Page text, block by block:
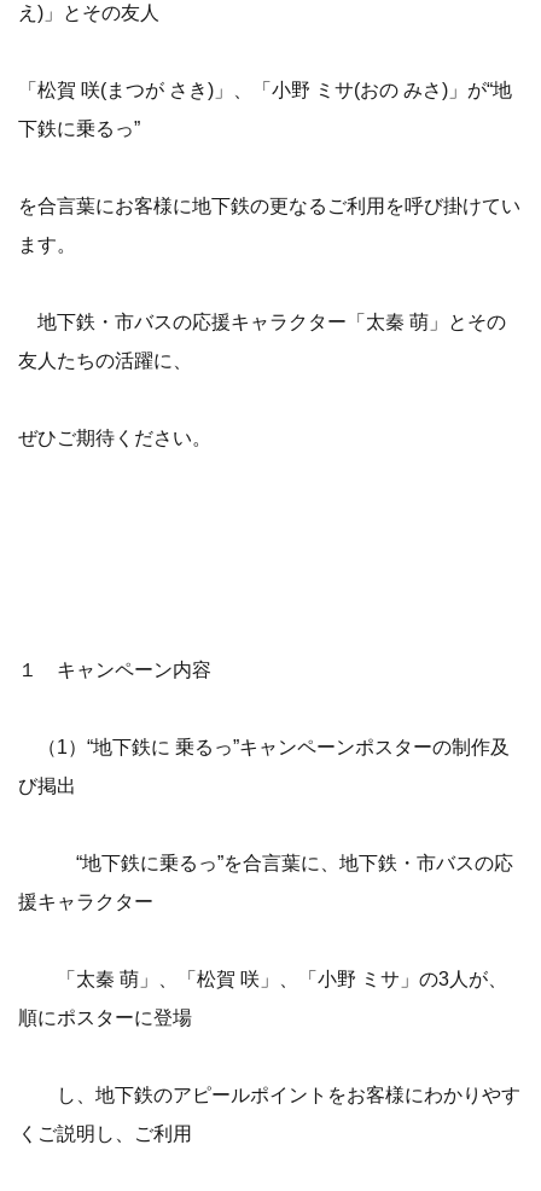
え)」とその友人
「松賀 咲(まつが さき)」、「小野 ミサ(おの みさ)」が“地
下鉄に乗るっ”
を合言葉にお客様に地下鉄の更なるご利用を呼び掛けてい
ます。
地下鉄・市バスの応援キャラクター「太秦 萌」とその
友人たちの活躍に、
ぜひご期待ください。
１ キャンペーン内容
（1）“地下鉄に 乗るっ”キャンペーンポスターの制作及
び掲出
“地下鉄に乗るっ”を合言葉に、地下鉄・市バスの応
援キャラクター
「太秦 萌」、「松賀 咲」、「小野 ミサ」の3人が、
順にポスターに登場
し、地下鉄のアピールポイントをお客様にわかりやす
くご説明し、ご利用